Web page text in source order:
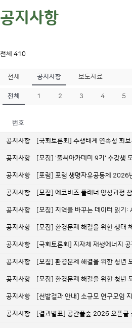
공지사항
전체 410
전체 공지사항 보도자료
전체 1 2 3 4 5
번호
공지사항 [국회토론회] 수생태계 연속성 회
공지사항 [모집] '풀씨아카데미 9기' 수강생
공지사항 [포럼] 포럼 생명자유공동체
공지사항 [모집] 에코비즈 플래너 양성과정
공지사항 [모집] 지역을 바꾸는 데이터 읽기:
공지사항 [모집] 환경문제 해결을 위한 생
공지사항 [국회토론회] 지자체 재생에너지
공지사항 [모집] 환경문제 해결을 위한 청년
공지사항 [모집] 환경문제 해결을 위한 청년
공지사항 [선발결과 안내] 소규모 연구모임
공지사항 [결과발표] 공간풀숲 2026 오픈콜